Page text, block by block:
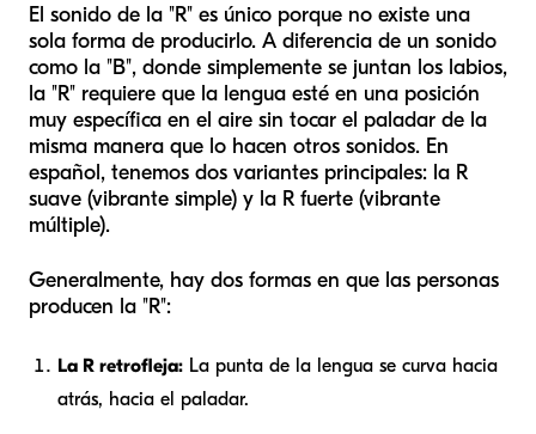
El sonido de la "R" es único porque no existe una
sola forma de producirlo. A diferencia de un sonido
como la "B", donde simplemente se juntan los labios,
la "R" requiere que la lengua esté en una posición
muy específica en el aire sin tocar el paladar de la
misma manera que lo hacen otros sonidos. En
español, tenemos dos variantes principales: la R
suave (vibrante simple) y la R fuerte (vibrante
múltiple).
Generalmente, hay dos formas en que las personas
producen la "R":
La R retrofleja: La punta de la lengua se curva hacia
atrás, hacia el paladar.